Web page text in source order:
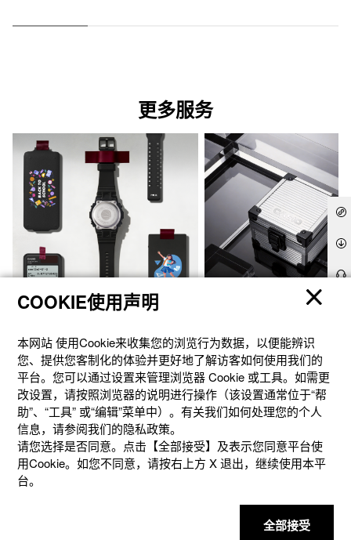
更多服务
官方商城个性定制 礼想之选
COOKIE使用声明
本网站 使⽤Cookie来收集您的浏览⾏为数据，以便能辨识
您、提供您客制化的体验并更好地了解访客如何使⽤我们的
平台。您可以通过设置来管理浏览器 Cookie 或⼯具。如需更
改设置，请按照浏览器的说明进⾏操作（该设置通常位于“帮
助”、“⼯具” 或“编辑”菜单中）。有关我们如何处理您的个⼈
信息，请参阅我们的隐私政策。
请您选择是否同意。点击【全部接受】及表示您同意平台使
用Cookie。如您不同意，请按右上⽅ X 退出，继续使⽤本平
台。
全部接受